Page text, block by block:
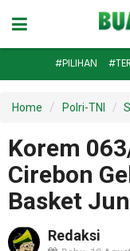
#PILIHAN
Home Polri-TNI
Korem
Cirebon
Basket
Redaksi